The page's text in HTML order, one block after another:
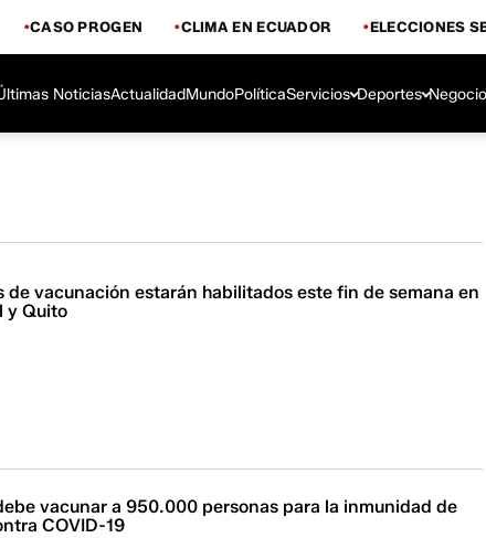
CASO PROGEN CLIMA EN ECUADOR ELECCIONES
NoticiasActualidadMundoPolíticaServicios Deportes
de vacunación estarán habilitados este fin de semana en
y Quito
vacunar a 950.000 personas para la inmunidad de
COVID-19